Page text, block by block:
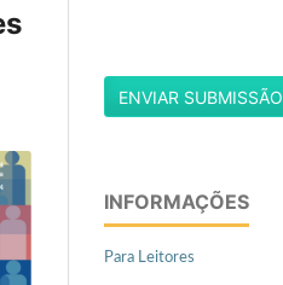
ENVIAR SUBMISSÃO
INFORMAÇÕES
Para Leitores